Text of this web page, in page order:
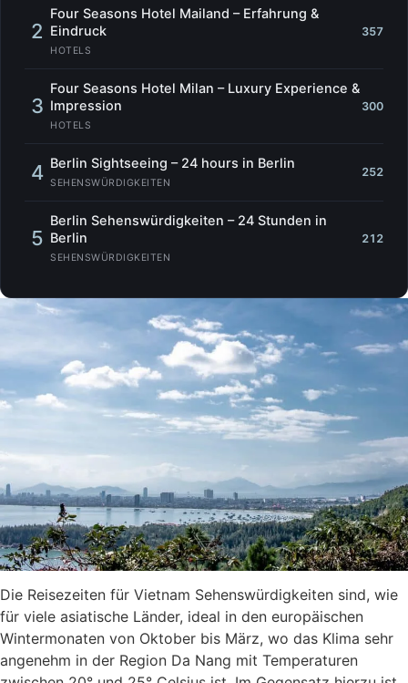
2
Four Seasons Hotel Mailand – Erfahrung &
Eindruck
HOTELS
357
3
Four Seasons Hotel Milan – Luxury Experience &
Impression
HOTELS
300
4 Berlin Sightseeing – 24 hours in Berlin
SEHENSWÜRDIGKEITEN
252
5
Berlin Sehenswürdigkeiten – 24 Stunden in
Berlin
SEHENSWÜRDIGKEITEN
212
Die Reisezeiten für Vietnam Sehenswürdigkeiten sind, wie
für viele asiatische Länder, ideal in den europäischen
Wintermonaten von Oktober bis März, wo das Klima sehr
angenehm in der Region Da Nang mit Temperaturen